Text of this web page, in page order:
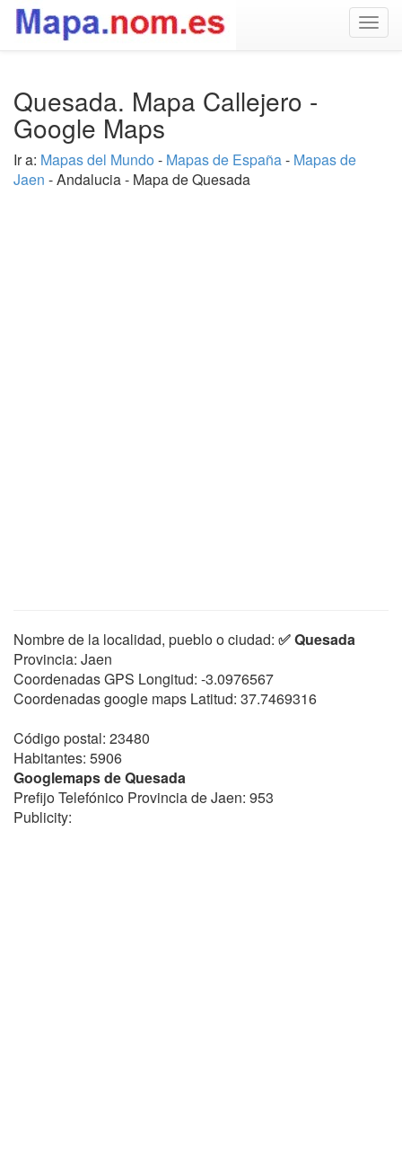
Quesada. Mapa Callejero -
Google Maps
Ir a: Mapas del Mundo - Mapas de España- Mapas de
Jaen - Andalucia - Mapa de Quesada
Nombre de la localidad, pueblo o ciudad: ✅ Quesada
Provincia: Jaen
Coordenadas GPS Longitud: -3.0976567
Coordenadas google maps Latitud: 37.7469316
Código postal: 23480
Habitantes: 5906
Googlemaps de Quesada
Prefijo Telefónico Provincia de Jaen: 953
Publicity: